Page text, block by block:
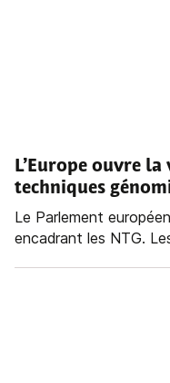
L’Europe ouvre
techniques
Le Parlement
encadrant les NTG.